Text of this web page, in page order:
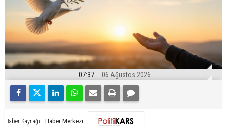
07:37 06 Ağustos 2026
Haber Kaynağı Haber Merkezi